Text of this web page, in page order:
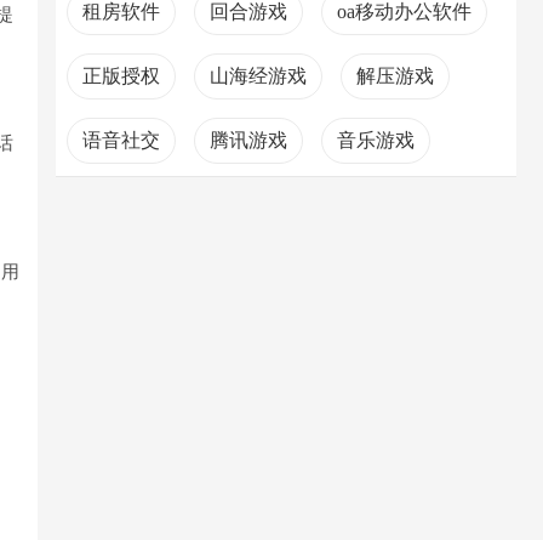
租房软件 回合游戏 oa移动办公软件
正版授权 山海经游戏 解压游戏
语音社交 腾讯游戏 音乐游戏